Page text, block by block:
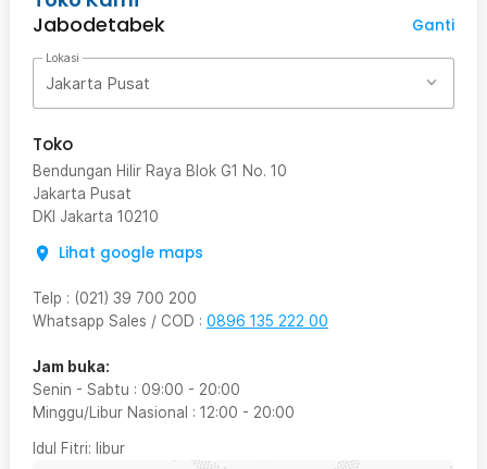
Jabodetabek
Ganti
Lokasi
Jakarta Pusat
Toko
Bendungan Hilir Raya Blok G1 No. 10
Jakarta Pusat
DKI Jakarta 10210
Lihat google maps
Telp : (021) 39 700 200
Whatsapp Sales / COD : 0896 135 222 00
Jam buka:
Senin - Sabtu : 09:00 - 20:00
Minggu/Libur Nasional : 12:00 - 20:00
Idul Fitri: libur